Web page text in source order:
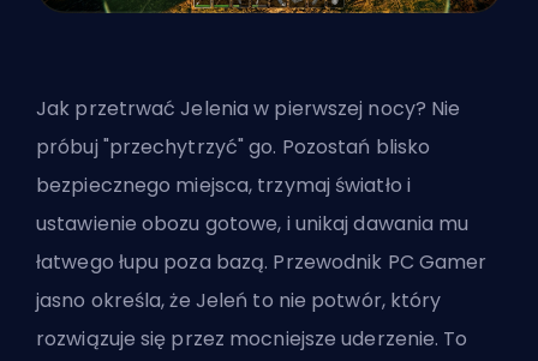
Jak przetrwać Jelenia w pierwszej nocy? Nie
próbuj "przechytrzyć" go. Pozostań blisko
bezpiecznego miejsca, trzymaj światło i
ustawienie obozu gotowe, i unikaj dawania mu
łatwego łupu poza bazą. Przewodnik PC Gamer
jasno określa, że Jeleń to nie potwór, który
rozwiązuje się przez mocniejsze uderzenie. To